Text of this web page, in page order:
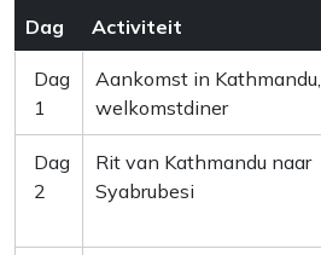
Dag Activiteit
Dag
1
Aankomst in Kathmandu,
welkomst­diner
Dag
2
Rit van Kathmandu naar
Syabrubesi